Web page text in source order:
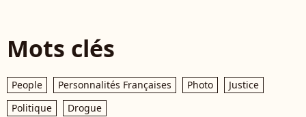
Mots clés
People Personnalités Françaises Photo
Justice
Politique
Drogue